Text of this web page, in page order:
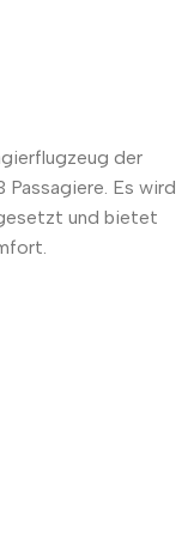
der
Es wird
und bietet